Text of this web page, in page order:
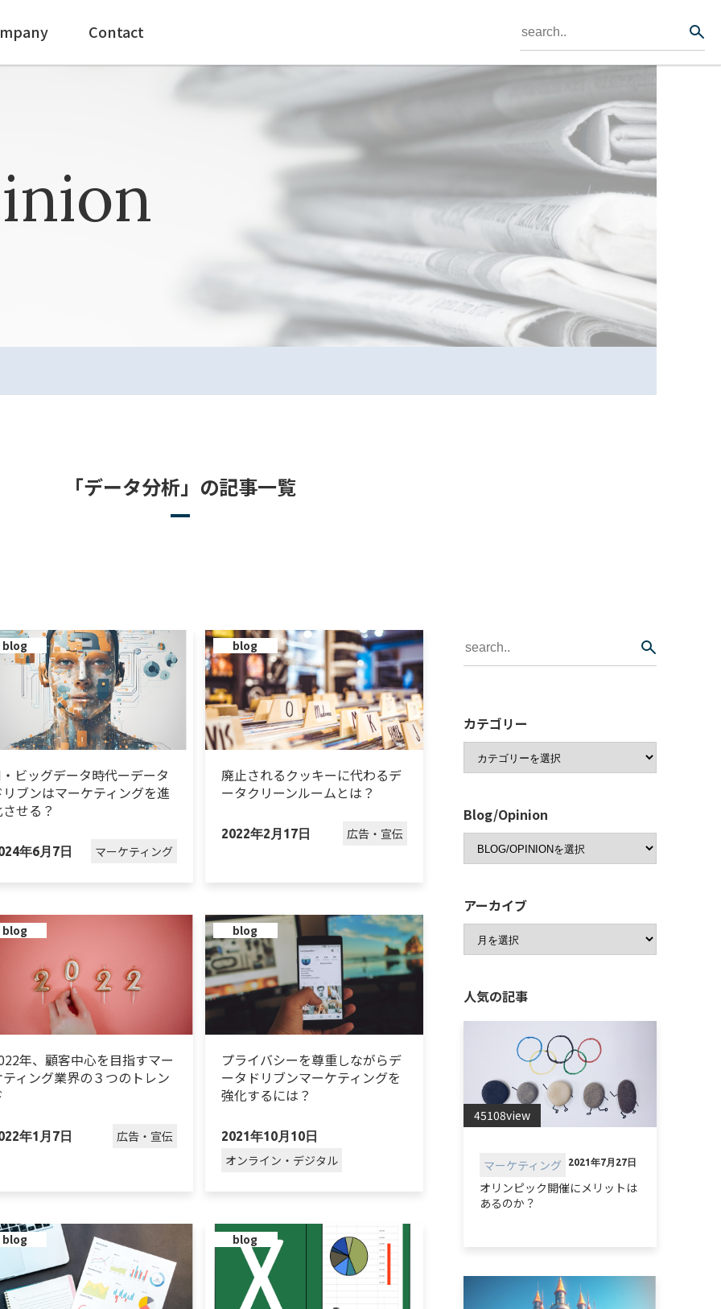
Contact
「データ分析」の記事一覧
blog
ビッグデータ時代ーデータ
ブンはマーケティングを進
せる？
年6月7日 マーケティング
blog
廃止されるクッキーに代わるデ
ータクリーンルームとは？
2022年2月17日 広告・宣伝
blog
年、顧客中心を目指すマー
ィング業界の３つのトレン
年1月7日 広告・宣伝
blog
プライバシーを尊重しながらデ
ータドリブンマーケティングを
強化するには？
2021年10月10日
オンライン・デジタル
blog blog
カテゴリー
Blog/Opinion
アーカイブ
人気の記事
45108view
マーケティング 2021年7月27日
オリンピック開催にメリットは
あるのか？